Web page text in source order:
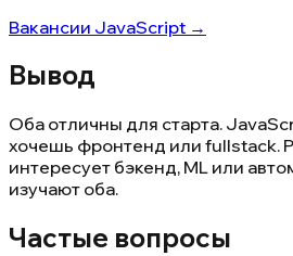
Вакансии JavaScript →
Вывод
Оба отличны для старта.
хочешь фронтенд или fullstack.
интересует бэкенд, ML или
изучают оба.
Частые вопросы